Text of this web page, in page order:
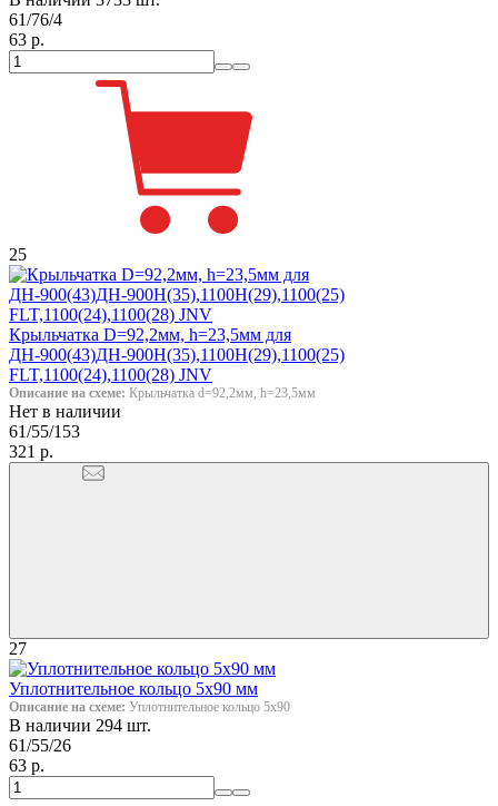
61/76/4
63 р.
25
Крыльчатка D=92,2мм, h=23,5мм для
ДН-900(43)ДН-900Н(35),1100Н(29),1100(25)
FLT,1100(24),1100(28) JNV
Описание на схеме: Крыльчатка d=92,2мм, h=23,5мм
Нет в наличии
61/55/153
321 р.
27
Уплотнительное кольцо 5х90 мм
Описание на схеме: Уплотнительное кольцо 5х90
В наличии 294 шт.
61/55/26
63 р.